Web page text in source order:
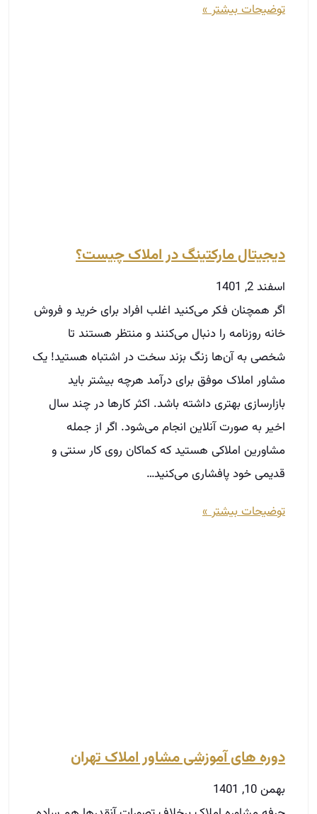
توضیحات بیشتر »
دیجیتال مارکتینگ در املاک چیست؟
اسفند 2, 1401
اگر همچنان فکر می‌کنید اغلب افراد برای خرید و فروش
خانه روزنامه را دنبال می‌کنند و منتظر هستند تا
شخصی به آن‌ها زنگ بزند سخت در اشتباه هستید! یک
مشاور املاک موفق برای درآمد هرچه بیشتر باید
بازارسازی بهتری داشته باشد. اکثر کارها در چند سال
اخیر به صورت آنلاین انجام می‌شود. اگر از جمله
مشاورین املاکی هستید که کماکان روی کار سنتی و
قدیمی خود پافشاری می‌کنید…
توضیحات بیشتر »
دوره های آموزشی مشاور املاک تهران
بهمن 10, 1401